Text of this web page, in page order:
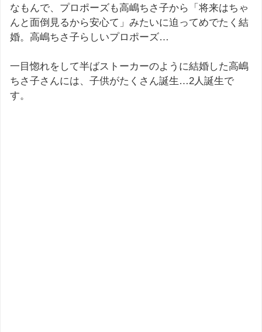
なもんで、プロポーズも高嶋ちさ子から「将来はちゃ
んと面倒見るから安心て」みたいに迫ってめでたく結
婚。高嶋ちさ子らしいプロポーズ…
一目惚れをして半ばストーカーのように結婚した高嶋
ちさ子さんには、子供がたくさん誕生…2人誕生で
す。